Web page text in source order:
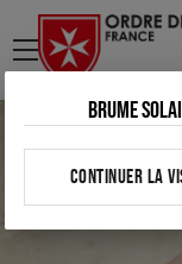
menu
Brume
CONTINUER LA